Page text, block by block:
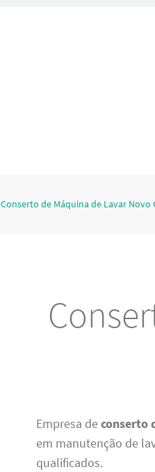
Conserto de Máquina de Lavar Novo
Empresa deconserto
em manutenção de
qualificados.